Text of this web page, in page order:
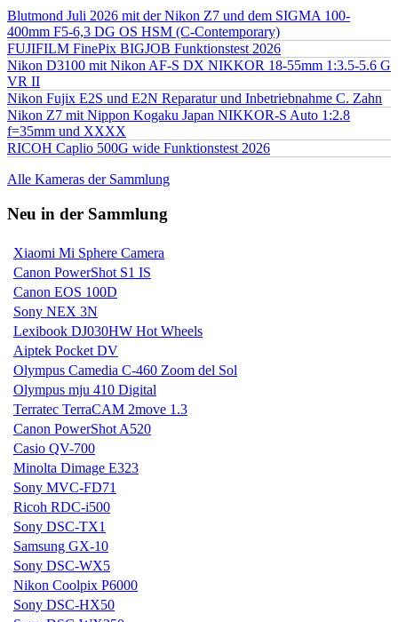
Blutmond Juli 2026 mit der Nikon Z7 und dem SIGMA 100-
400mm F5-6,3 DG OS HSM (C-Contemporary)
FUJIFILM FinePix BIGJOB Funktionstest 2026
Nikon D3100 mit Nikon AF-S DX NIKKOR 18-55mm 1:3.5-5.6 G
VR II
Nikon Fujix E2S und E2N Reparatur und Inbetriebnahme C. Zahn
Nikon Z7 mit Nippon Kogaku Japan NIKKOR-S Auto 1:2.8
f=35mm und XXXX
RICOH Caplio 500G wide Funktionstest 2026
Alle Kameras der Sammlung
Neu in der Sammlung
Xiaomi Mi Sphere Camera
Canon PowerShot S1 IS
Canon EOS 100D
Sony NEX 3N
Lexibook DJ030HW Hot Wheels
Aiptek Pocket DV
Olympus Camedia C-460 Zoom del Sol
Olympus mju 410 Digital
Terratec TerraCAM 2move 1.3
Canon PowerShot A520
Casio QV-700
Minolta Dimage E323
Sony MVC-FD71
Ricoh RDC-i500
Sony DSC-TX1
Samsung GX-10
Sony DSC-WX5
Nikon Coolpix P6000
Sony DSC-HX50